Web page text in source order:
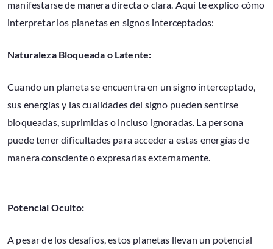
manifestarse de manera directa o clara. Aquí te explico cómo
interpretar los planetas en signos interceptados:
Naturaleza Bloqueada o Latente:
Cuando un planeta se encuentra en un signo interceptado,
sus energías y las cualidades del signo pueden sentirse
bloqueadas, suprimidas o incluso ignoradas. La persona
puede tener dificultades para acceder a estas energías de
manera consciente o expresarlas externamente.
Potencial Oculto:
A pesar de los desafíos, estos planetas llevan un potencial